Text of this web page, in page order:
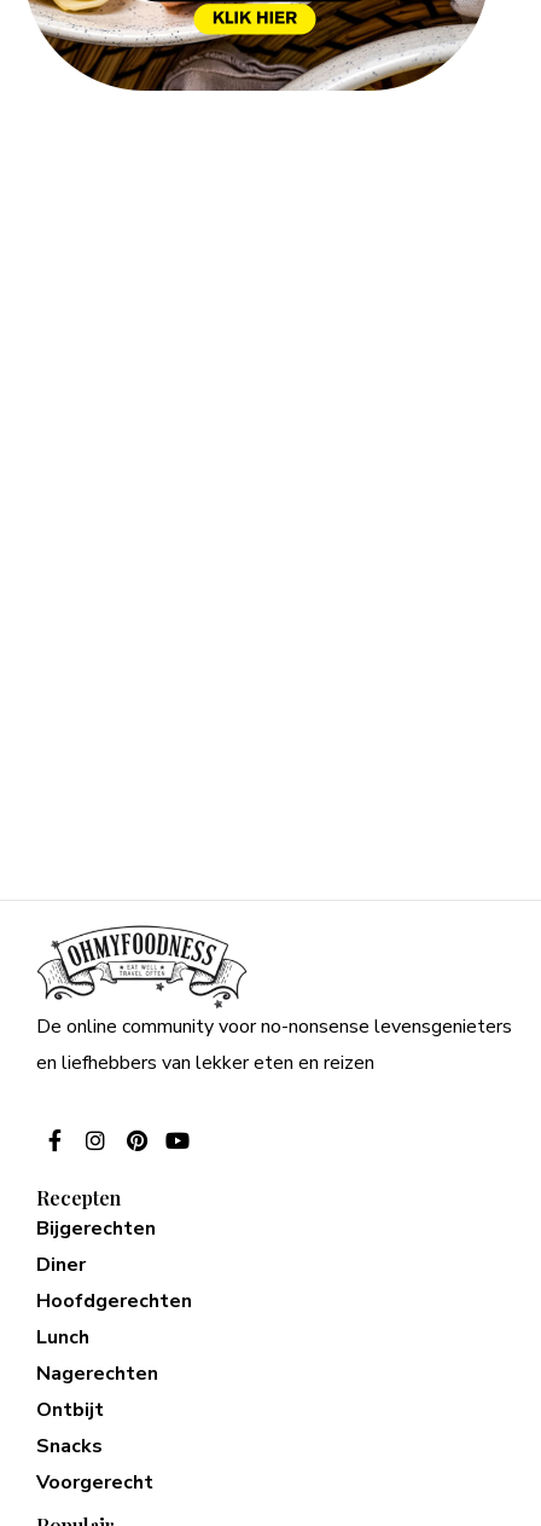
De online community voor no-nonsense levensgenieters
en liefhebbers van lekker eten en reizen
Recepten
Bijgerechten
Diner
Hoofdgerechten
Lunch
Nagerechten
Ontbijt
Snacks
Voorgerecht